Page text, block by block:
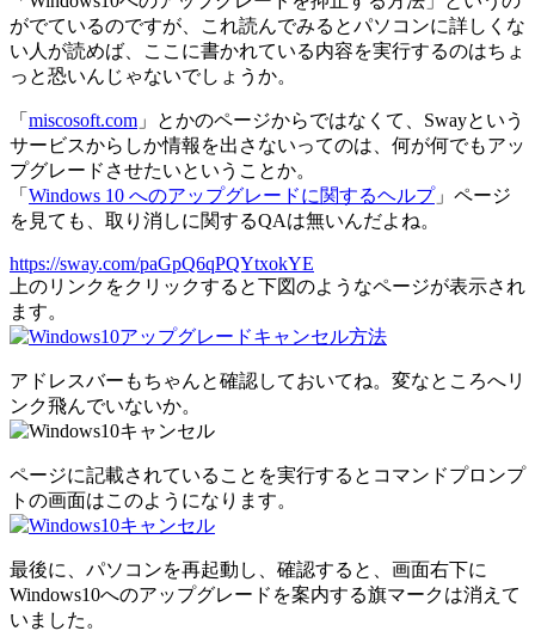
がでているのですが、これ読んでみるとパソコンに詳しくな
い人が読めば、ここに書かれている内容を実行するのはちょ
っと恐いんじゃないでしょうか。
「 miscosoft.com 」とかのページからではなくて、Swayという
サービスからしか情報を出さないってのは、何が何でもアッ
プグレードさせたいということか。
「 Windows 10 へのアップグレードに関するヘルプ」ページ
を見ても、取り消しに関するQAは無いんだよね。
https://sway.com/paGpQ6qPQYtxokYE
上のリンクをクリックすると下図のようなページが表示され
ます。
アドレスバーもちゃんと確認しておいてね。変なところへリ
ンク飛んでいないか。
ページに記載されていることを実行するとコマンドプロンプ
トの画面はこのようになります。
最後に、パソコンを再起動し、確認すると、画面右下に
Windows10へのアップグレードを案内する旗マークは消えて
いました。